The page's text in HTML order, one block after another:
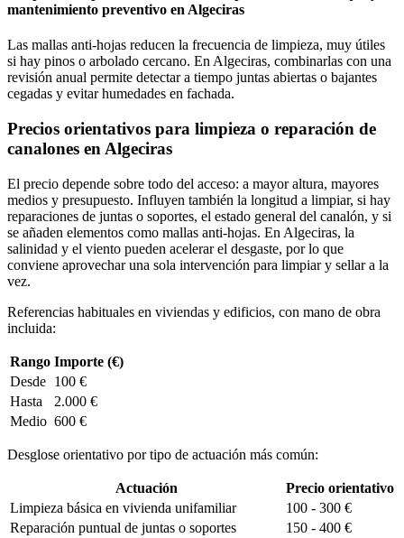
mantenimiento preventivo en Algeciras
Las mallas anti-hojas reducen la frecuencia de limpieza, muy útiles
si hay pinos o arbolado cercano. En Algeciras, combinarlas con una
revisión anual permite detectar a tiempo juntas abiertas o bajantes
cegadas y evitar humedades en fachada.
Precios orientativos para limpieza o reparación de
canalones en Algeciras
El precio depende sobre todo del acceso: a mayor altura, mayores
medios y presupuesto. Influyen también la longitud a limpiar, si hay
reparaciones de juntas o soportes, el estado general del canalón, y si
se añaden elementos como mallas anti-hojas. En Algeciras, la
salinidad y el viento pueden acelerar el desgaste, por lo que
conviene aprovechar una sola intervención para limpiar y sellar a la
vez.
Referencias habituales en viviendas y edificios, con mano de obra
incluida:
Rango Importe (€)
Desde 100 €
Hasta
2.000 €
Medio 600 €
Desglose orientativo por tipo de actuación más común:
Actuación
Precio orientativo
Limpieza básica en vivienda unifamiliar
100 - 300 €
Reparación puntual de juntas o soportes
150 - 400 €